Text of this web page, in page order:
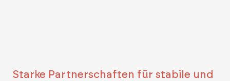
Starke Partnerschaften für stabile und